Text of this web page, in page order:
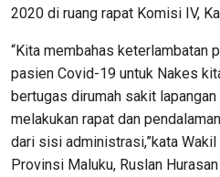
2020 di ruang rapat Komisi IV,
“Kita membahas keterlambatan
pasien Covid-19 untuk Nakes
bertugas dirumah sakit
melakukan rapat dan
dari sisi administrasi,”kata
Provinsi Maluku, Ruslan